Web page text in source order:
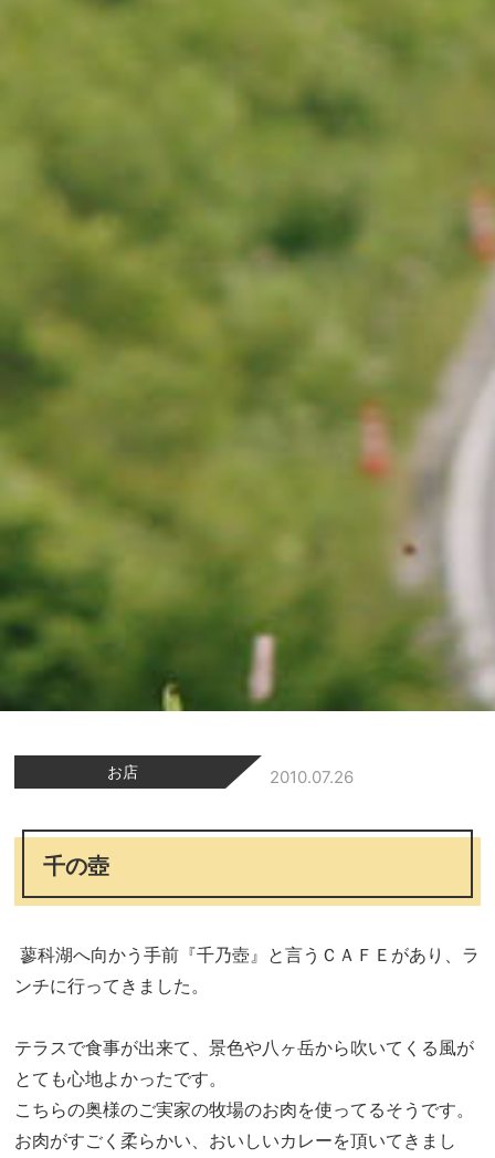
お店 2010.07.26
千の壺
蓼科湖へ向かう手前『千乃壺』と言うＣＡＦＥがあり、ラ
ンチに行ってきました。
テラスで食事が出来て、景色や八ヶ岳から吹いてくる風が
とても心地よかったです。
こちらの奥様のご実家の牧場のお肉を使ってるそうです。
お肉がすごく柔らかい、おいしいカレーを頂いてきまし